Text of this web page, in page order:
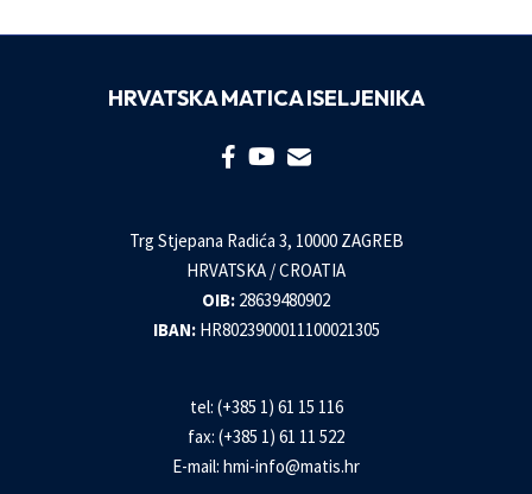
HRVATSKA MATICA ISELJENIKA
Trg Stjepana Radića 3, 10000 ZAGREB
HRVATSKA / CROATIA
OIB: 28639480902
IBAN: HR8023900011100021305
tel: (+385 1) 61 15 116
fax: (+385 1) 61 11 522
E-mail: hmi-info@matis.hr